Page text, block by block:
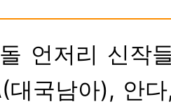
언저리 신작
대국남아), 안